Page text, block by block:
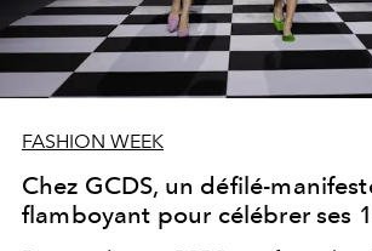
FASHION WEEK
Chez GCDS, un défilé-
flamboyant pour célébrer ses